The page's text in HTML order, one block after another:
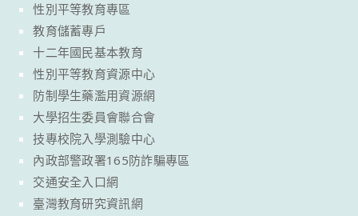
性別平等教育專區
教育儲蓄專戶
十二年國民基本教育
性別平等教育資源中心
防制學生藥濫用資源網
大學招生委員會聯合會
技專校院入學測驗中心
內政部警政署165防詐騙專區
交通安全入口網
臺灣教育研究資訊網